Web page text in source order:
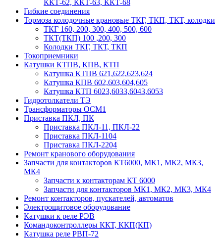
ККТ-62, ККТ-63, ККТ-68
Гибкие соединения
Тормоза колодочные крановые ТКГ, ТКП, ТКТ, колодки
ТКГ 160, 200, 300, 400, 500, 600
ТКТ(ТКП) 100 ,200, 300
Колодки ТКГ, ТКТ, ТКП
Токоприемники
Катушки КТПВ, КПВ, КТП
Катушка КТПВ 621,622,623,624
Катушка КПВ 602,603,604,605
Катушка КТП 6023,6033,6043,6053
Гидротолкатели ТЭ
Трансформаторы ОСМ1
Приставка ПКЛ, ПК
Приставка ПКЛ-11, ПКЛ-22
Приставка ПКЛ-1104
Приставка ПКЛ-2204
Ремонт кранового оборудования
Запчасти для контакторов КТ6000, МК1, МК2, МК3,
МК4
Запчасти к контакторам КТ 6000
Запчасти для контакторов МК1, МК2, МК3, МК4
Ремонт контакторов, пускателей, автоматов
Электрощитовое оборудование
Катушки к реле РЭВ
Командоконтроллеры ККТ, ККП(КП)
Катушка реле РВП-72